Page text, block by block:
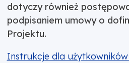
dotyczy również
podpisaniem umowy o
Projektu.
Instrukcje dla użytkowników